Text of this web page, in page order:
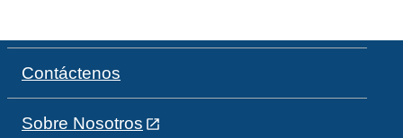
Contáctenos
Sobre Nosotros